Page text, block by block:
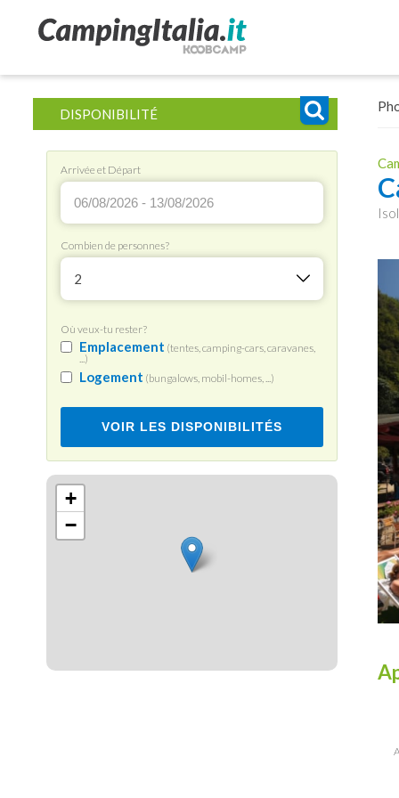
DISPONIBILITÉ
Arrivée et Départ
Combien de personnes?
2
Où veux-tu rester?
Emplacement (tentes, camping-cars, caravanes,
...)
Logement (bungalows, mobil-homes, ...)
VOIR LES DISPONIBILITÉS
+
−